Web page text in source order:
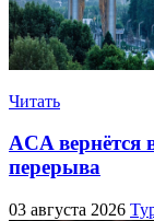
Читать
ACA вернётся
перерыва
03 августа 2026